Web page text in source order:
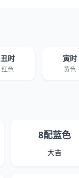
丑时
红色
寅时
黄色
8配蓝色
大吉